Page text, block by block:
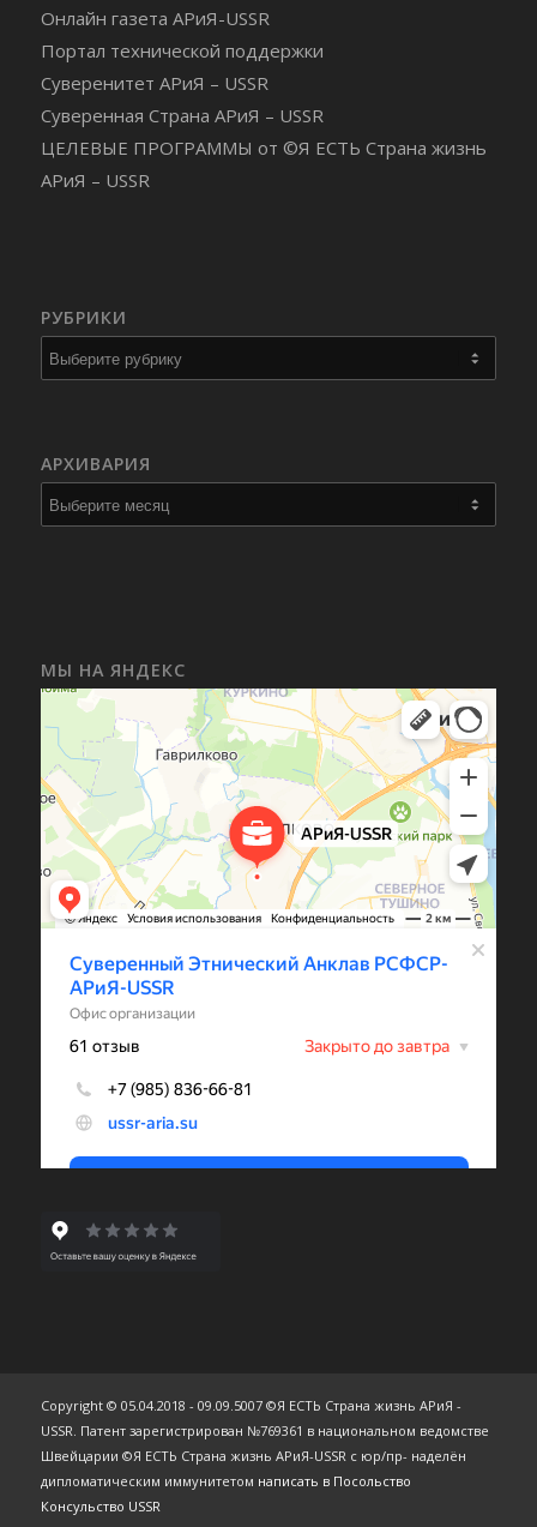
Онлайн газета АРиЯ-USSR
Портал технической поддержки
Суверенитет АРиЯ – USSR
Суверенная Страна АРиЯ – USSR
ЦЕЛЕВЫЕ ПРОГРАММЫ от ©Я ЕСТЬ Страна жизнь
АРиЯ – USSR
РУБРИКИ
АРХИВАРИЯ
МЫ НА ЯНДЕКС
Copyright © 05.04.2018 - 09.09.5007 ©Я ЕСТЬ Страна жизнь АРиЯ -
USSR. Патент зарегистрирован №769361 в национальном ведомстве
Швейцарии ©Я ЕСТЬ Страна жизнь АРиЯ-USSR с юр/пр- наделён
дипломатическим иммунитетом написать в Посольство
Консульство USSR